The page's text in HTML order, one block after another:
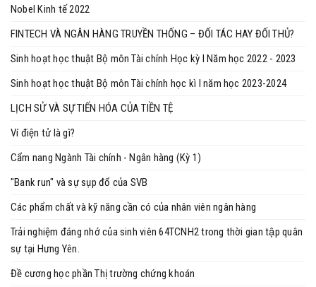
Nobel Kinh tế 2022
FINTECH VÀ NGÂN HÀNG TRUYỀN THỐNG – ĐỐI TÁC HAY ĐỐI THỦ?
Sinh hoạt học thuật Bộ môn Tài chính Học kỳ I Năm học 2022 - 2023
Sinh hoạt học thuật Bộ môn Tài chính học kì I năm học 2023-2024
LỊCH SỬ VÀ SỰ TIẾN HÓA CỦA TIỀN TỆ
Ví điện tử là gì?
Cẩm nang Ngành Tài chính - Ngân hàng (Kỳ 1)
"Bank run" và sự sụp đổ của SVB
Các phẩm chất và kỹ năng cần có của nhân viên ngân hàng
Trải nghiệm đáng nhớ của sinh viên 64TCNH2 trong thời gian tập quân
sự tại Hưng Yên.
Đề cương học phần Thị trường chứng khoán